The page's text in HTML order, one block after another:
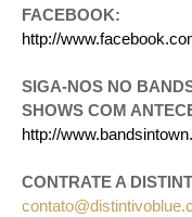
FACEBOOK:
http://
SIGA-NOS NO
SHOWS COM
http://
CONTRATE A